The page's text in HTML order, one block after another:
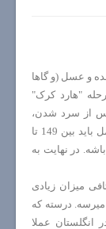
و عسل (و گاها
"هارد کرک"
از سرد شدن،
کارامل سخت خواهد بود.) در این مرحله دمای کارامل باید بین 149 تا
درجه فارنهایت باشه. در نهایت به
میزان زیادی
درسته که
انگلستان عملا